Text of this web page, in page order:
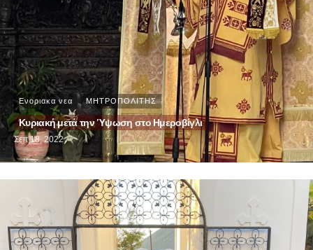
Ενοριακα νεα ΜΗΤΡΟΠΟΛΙΤΗΣ
Κυριακή μετά την Ύψωση στο Ημεροβίγλι
Σεπ 18, 2022